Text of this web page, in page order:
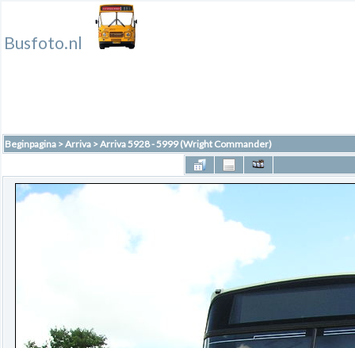
Busfoto.nl
Beginpagina >Arriva >Arriva 5928 - 5999 (Wright Commander)